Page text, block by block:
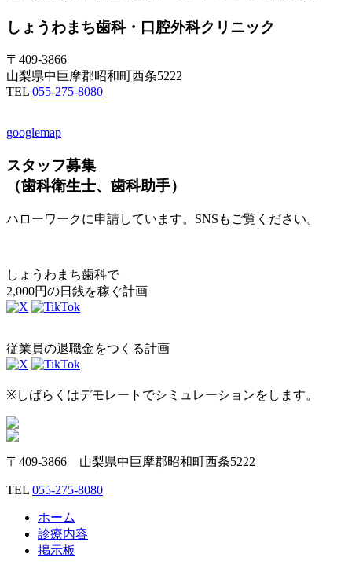
しょうわまち歯科・口腔外科クリニック
〒409-3866
山梨県中巨摩郡昭和町西条5222
TEL 055-275-8080
googlemap
スタッフ募集
（歯科衛生士、歯科助手）
ハローワークに申請しています。SNSもご覧ください。
しょうわまち歯科で
2,000円の日銭を稼ぐ計画
従業員の退職金をつくる計画
※しばらくはデモレートでシミュレーションをします。
〒409-3866 山梨県中巨摩郡昭和町西条5222
TEL 055-275-8080
ホーム
診療内容
掲示板